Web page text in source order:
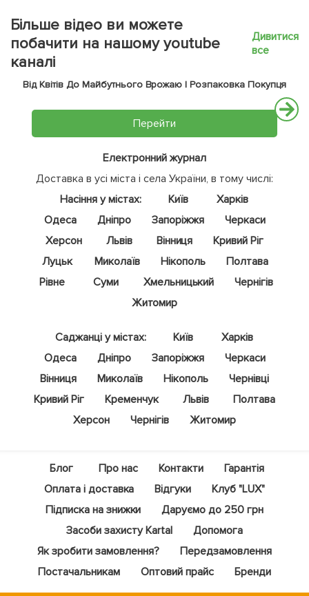
Більше відео ви можете
побачити на нашому youtube
каналі
Дивитися
все
Від Квітів До Майбутнього Врожаю | Розпаковка Покупця
Перейти
Електронний журнал
Доставка в усі міста і села України, в тому числі:
Насіння у містах:
Київ
Харків
Одеса
Дніпро Запоріжжя
Черкаси
Херсон
Львів Вінниця
Кривий Ріг
Луцьк
Миколаїв Нікополь
Полтава
Рівне
Суми Хмельницький
Чернігів
Житомир
Саджанці у містах: Київ
Харків
Одеса
Дніпро Запоріжжя
Черкаси
Вінниця
Миколаїв Нікополь
Чернівці
Кривий Ріг
Кременчук Львів
Полтава
Херсон
Чернігів Житомир
Блог Про нас Контакти
Гарантія
Оплата і доставка
Відгуки
Клуб "LUX"
Підписка на знижки
Даруємо до 250 грн
Засоби захисту Kartal
Допомога
Як зробити замовлення?
Передзамовлення
Постачальникам
Оптовий прайс Бренди